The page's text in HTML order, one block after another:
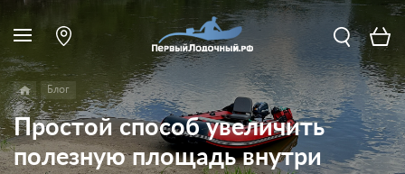
Блог
Простой способ увеличить
полезную площадь внутри